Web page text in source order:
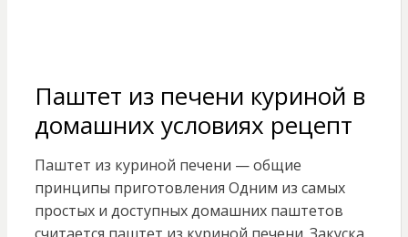
Паштет из печени куриной в
домашних условиях рецепт
Паштет из куриной печени — общие
принципы приготовления Одним из самых
простых и доступных домашних паштетов